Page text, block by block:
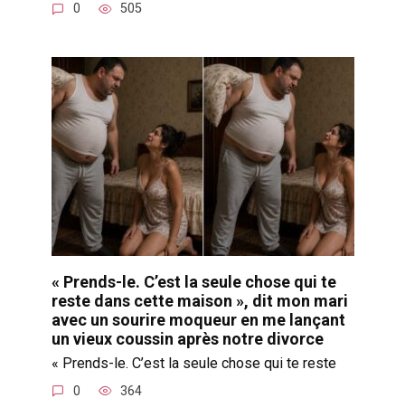
0 505
« Prends-le. C’est la seule chose qui te
reste dans cette maison », dit mon mari
avec un sourire moqueur en me lançant
un vieux coussin après notre divorce
« Prends-le. C’est la seule chose qui te reste
0 364